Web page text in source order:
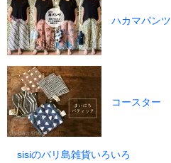
ハカマパンツ
コースター
sisiのバリ島雑貨いろいろ